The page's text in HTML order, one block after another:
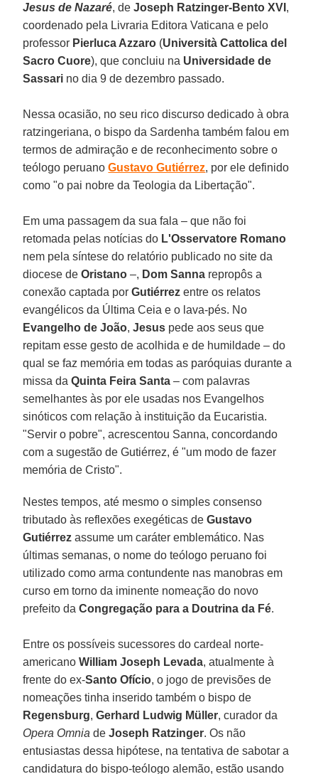
Jesus de Nazaré, deJoseph Ratzinger-Bento XVI ,
coordenado pela Livraria Editora Vaticana e pelo
professor Pierluca Azzaro (Università Cattolica del
Sacro Cuore), que concluiu na Universidade de
Sassari no dia 9 de dezembro passado.
Nessa ocasião, no seu rico discurso dedicado à obra
ratzingeriana, o bispo da Sardenha também falou em
termos de admiração e de reconhecimento sobre o
teólogo peruanoGustavo Gutiérrez, por ele definido
como "o pai nobre da Teologia da Libertação".
Em uma passagem da sua fala – que não foi
retomada pelas notícias do L'Osservatore Romano
nem pela síntese do relatório publicado no site da
diocese deOristano–, Dom Sanna repropôs a
conexão captada porGutiérrezentre os relatos
evangélicos da Última Ceia e o lava-pés. No
Evangelho de João,Jesus pede aos seus que
repitam esse gesto de acolhida e de humildade – do
qual se faz memória em todas as paróquias durante a
missa daQuinta Feira Santa– com palavras
semelhantes às por ele usadas nos Evangelhos
sinóticos com relação à instituição da Eucaristia.
"Servir o pobre", acrescentou Sanna, concordando
com a sugestão de Gutiérrez, é "um modo de fazer
memória de Cristo".
Nestes tempos, até mesmo o simples consenso
tributado às reflexões exegéticas deGustavo
Gutiérrezassume um caráter emblemático. Nas
últimas semanas, o nome do teólogo peruano foi
utilizado como arma contundente nas manobras em
curso em torno da iminente nomeação do novo
prefeito daCongregação para a Doutrina da Fé.
Entre os possíveis sucessores do cardeal norte-
americanoWilliam Joseph Levada, atualmente à
frente do ex-Santo Ofício, o jogo de previsões de
nomeações tinha inserido também o bispo de
Regensburg,Gerhard Ludwig Müller, curador da
Opera Omnia deJoseph Ratzinger. Os não
entusiastas dessa hipótese, na tentativa de sabotar a
candidatura do bispo-teólogo alemão, estão usando